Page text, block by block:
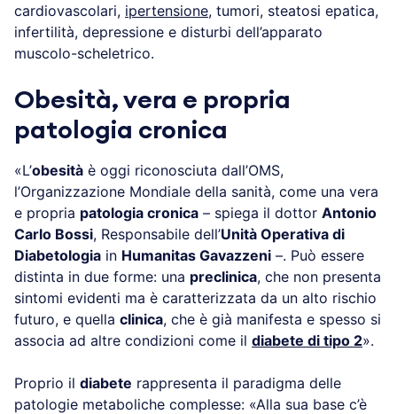
cardiovascolari, ipertensione, tumori, steatosi epatica,
infertilità, depressione e disturbi dell’apparato
muscolo-scheletrico.
Obesità, vera e propria
patologia cronica
«L’obesità è oggi riconosciuta dall’OMS,
l’Organizzazione Mondiale della sanità, come una vera
e propria patologia cronica – spiega il dottor Antonio
Carlo Bossi, Responsabile dell’Unità Operativa di
Diabetologia in Humanitas Gavazzeni –. Può essere
distinta in due forme: una preclinica, che non presenta
sintomi evidenti ma è caratterizzata da un alto rischio
futuro, e quella clinica, che è già manifesta e spesso si
associa ad altre condizioni come il diabete di tipo 2».
Proprio il diabete rappresenta il paradigma delle
patologie metaboliche complesse: «Alla sua base c’è